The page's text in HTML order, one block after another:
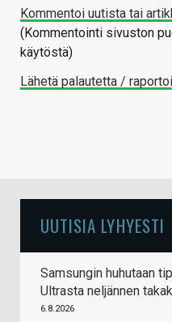
Kommentoi uutista tai
(Kommentointi sivuston
käytöstä)
Lähetä palautetta /
UUTISIA LYHYESTI
Samsungin huhutaan
Ultrasta neljännen
6.8.2026